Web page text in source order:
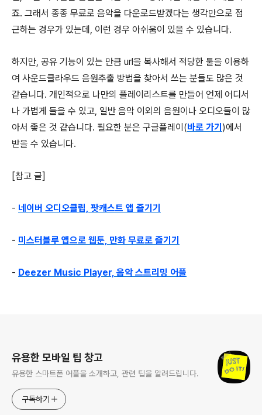
죠. 그래서 종종 무료로 음악을 다운로드받겠다는 생각만으로 접
근하는 경우가 있는데, 이런 경우 아쉬움이 있을 수 있습니다.
하지만, 공유 기능이 있는 만큼 url을 복사해서 적당한 툴을 이용하
여 사운드클라우드 음원추출 방법을 찾아서 쓰는 분들도 많은 것
같습니다. 개인적으로 나만의 플레이리스트를 만들어 언제 어디서
나 가볍게 들을 수 있고, 일반 음악 이외의 음원이나 오디오들이 많
아서 좋은 것 같습니다. 필요한 분은 구글플레이(바로 가기 )에서
받을 수 있습니다.
[참고 글]
- 네이버 오디오클립, 팟캐스트 앱 즐기기
- 미스터블루 앱으로 웹툰, 만화 무료로 즐기기
- Deezer Music Player, 음악 스트리밍 어플
유용한 모바일 팁 창고
유용한 스마트폰 어플을 소개하고, 관련 팁을 알려드립니다.
구독하기